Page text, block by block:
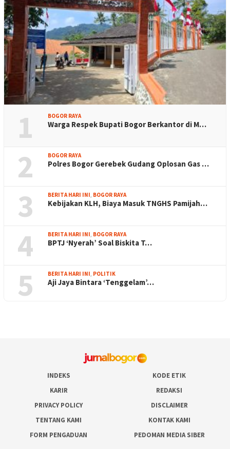
1 BOGOR RAYA
Warga Respek Bupati Bogor Berkantor di M…
2 BOGOR RAYA
Polres Bogor Gerebek Gudang Oplosan Gas …
3 BERITA HARI INI BOGOR RAYA
Kebijakan KLH, Biaya Masuk TNGHS Pamijah…
4 BERITA HARI INI BOGOR RAYA
BPTJ ‘Nyerah’ Soal Biskita T…
5 BERITA HARI INI POLITIK
Aji Jaya Bintara ‘Tenggelam’…
INDEKS
KODE ETIK
KARIR
REDAKSI
PRIVACY POLICY
DISCLAIMER
TENTANG KAMI
KONTAK KAMI
FORM PENGADUAN
PEDOMAN MEDIA SIBER